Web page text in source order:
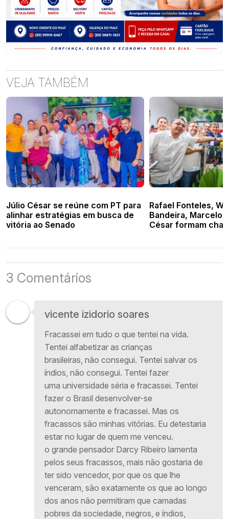
VEJA TAMBÉM
Júlio César se reúne com PT para
alinhar estratégias em busca de
vitória ao Senado
Rafael Fonteles,
Bandeira, Marcelo
César formam
3 Comentários
vicente izidorio soares
Fracassei em tudo o que tentei na vida.
Tentei alfabetizar as crianças
brasileiras, não consegui. Tentei salvar os
índios, não consegui. Tentei fazer
uma universidade séria e fracassei. Tentei
fazer o Brasil desenvolver-se
autonomamente e fracassei. Mas os
fracassos são minhas vitórias. Eu detestaria
estar no lugar de quem me venceu.
o grande pensador Darcy Ribeiro lamenta
pelos seus fracassos, mais não gostaria de
ter sido vencedor, por que os que lhe
venceram, são exatamente os que ao longo
dos anos não permitiram que camadas
pobres da sociedade, negros, e índios,